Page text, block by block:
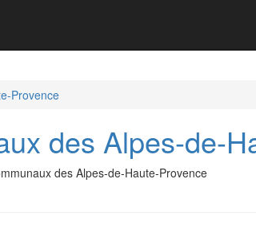
Provence
des Alpes-de-
des Alpes-de-Haute-Provence